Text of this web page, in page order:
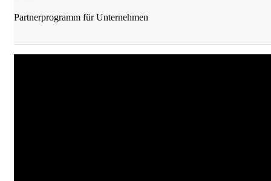
Partnerprogramm für Unternehmen